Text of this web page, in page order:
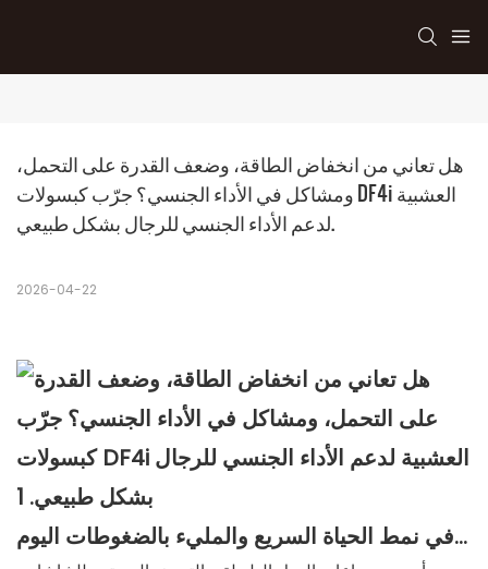
هل تعاني من انخفاض الطاقة، وضعف القدرة على التحمل،
ومشاكل في الأداء الجنسي؟ جرّب كبسولات DF4i العشبية
لدعم الأداء الجنسي للرجال بشكل طبيعي.
2026-04-22
في نمط الحياة السريع والمليء بالضغوطات اليوم...